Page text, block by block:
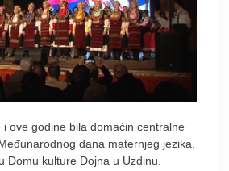
ove godine bila domaćin centralne
dana maternjeg jezika.
Domu kulture Dojna u Uzdinu.